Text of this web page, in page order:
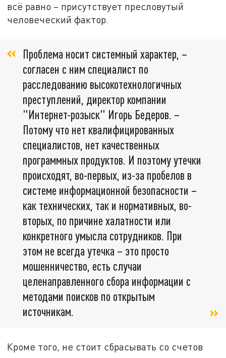
всё равно – присутствует пресловутый
человеческий фактор.
Проблема носит системный характер, –
согласен с ним специалист по
расследованию высокотехнологичных
преступлений, директор компании
"Интернет-розыск" Игорь Бедеров. –
Потому что нет квалифицированных
специалистов, нет качественных
программных продуктов. И поэтому утечки
происходят, во-первых, из-за пробелов в
системе информационной безопасности –
как технических, так и нормативных, во-
вторых, по причине халатности или
конкретного умысла сотрудников. При
этом не всегда утечка – это просто
мошенничество, есть случаи
целенаправленного сбора информации с
методами поисков по открытым
источникам.
Кроме того, не стоит сбрасывать со счетов